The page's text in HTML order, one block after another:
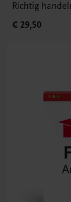
Richtig
€ 29,50